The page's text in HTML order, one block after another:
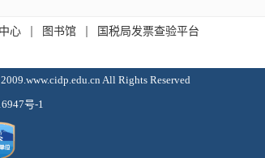
心 图书馆 国税局发票查验平台
All Rights Reserved
号-1